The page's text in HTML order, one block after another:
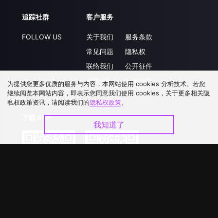
追踪社群
FOLLOW US
客户服务
关于我们
常见问题
联络我们
升级VIP
服务条款
隐私权
公开征件
合作洽談
下载 APP
为提供您更多优质的服务与内容，本网站使用 cookies 分析技术。若您
继续阅览本网站内容，即表示您同意我们使用 cookies，关于更多相关隐
私权政策资讯，请阅读我们的隐私权政策。
我知道了